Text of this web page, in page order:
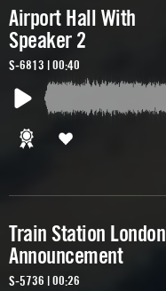
Airport Hall With
Speaker 2
S-6813 | 00:40
Train Station London
Announcement
S-5736 | 00:26